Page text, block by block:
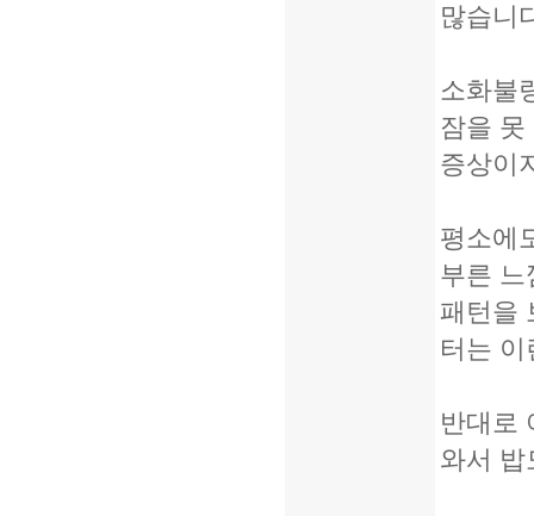
많습니
소화불
잠을 못
증상이
평소에
부른 느
패턴을
터는
반대로
와서 밥